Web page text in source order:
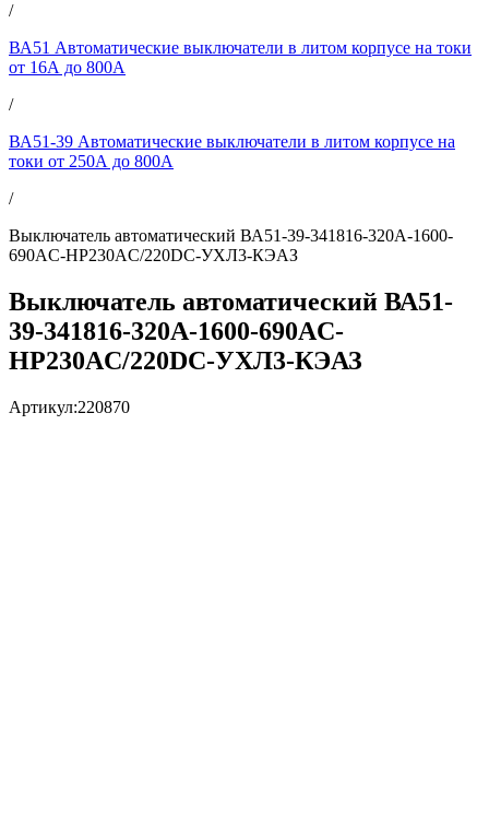
/
ВА51 Автоматические выключатели в литом корпусе на токи
от 16А до 800А
/
ВА51-39 Автоматические выключатели в литом корпусе на
токи от 250А до 800А
/
Выключатель автоматический ВА51-39-341816-320А-1600-
690AC-НР230AC/220DC-УХЛ3-КЭАЗ
Выключатель автоматический ВА51-
39-341816-320А-1600-690AC-
НР230AC/220DC-УХЛ3-КЭАЗ
Артикул:220870